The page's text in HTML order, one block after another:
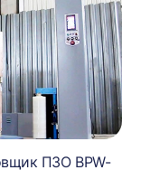
ПЗО BPW-